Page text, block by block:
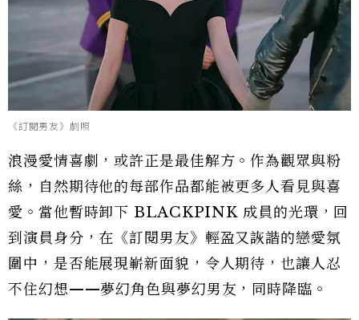
《訂閱男友》劇照
浪漫愛情喜劇，或許正是最佳解方。作為觀眾與粉
絲，自然期待他的每部作品都能被更多人看見與喜
愛。當他暫時卸下 BLACKPINK 成員的光環，回
到演員身分，在《訂閱男友》輕盈又詼諧的戀愛氛
圍中，是否能展現嶄新面貌，令人期待，也讓人忍
不住幻想——夢幻角色與夢幻男友，同時降臨。